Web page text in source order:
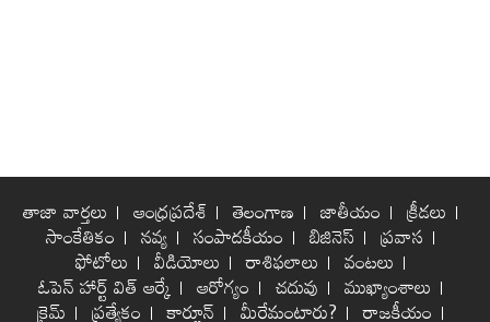
తాజా వార్తలు ఆంధ్రప్రదేశ్ తెలంగాణ జాతీయం క్రీడలు
సాంకేతికం నవ్య సంపాదకీయం బిజినెస్ ప్రవాస
ఫోటోలు వీడియోలు రాశిఫలాలు వంటలు
ఓపెన్ హార్ట్ విత్ ఆర్కే ఆరోగ్యం చదువు ముఖ్యాంశాలు
క్రైమ్ ప్రత్యేకం కార్టూన్ మీరేమంటారు? రాజకీయం